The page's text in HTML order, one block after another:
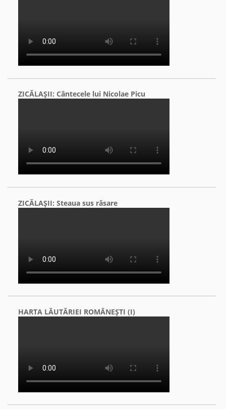
ZICĂLAŞII: Cântecele lui Nicolae Picu
ZICĂLAŞII: Steaua sus răsare
HARTA LĂUTĂRIEI ROMÂNEŞTI (I)